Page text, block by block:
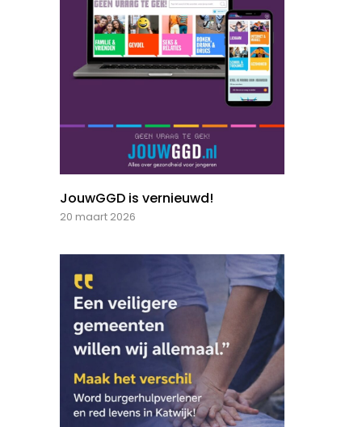
JouwGGD is vernieuwd!
20 maart 2026